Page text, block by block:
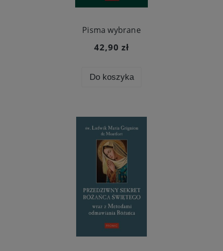
Pisma wybrane
42,90 zł
Do koszyka